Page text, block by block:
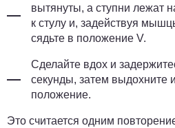
вытянуты, а ступни лежат
к стулу и, задействуя
сядьте в положение V.
Сделайте вдох и
секунды, затем выдохните
положение.
Это считается одним